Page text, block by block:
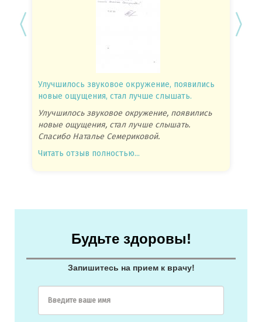
Улучшилось звуковое окружение, появились
новые ощущения, стал лучше слышать.
Улучшилось звуковое окружение, появились
новые ощущения, стал лучше слышать.
Спасибо Наталье Семериковой.
Читать отзыв полностью...
Будьте здоровы!
Запишитесь на прием к врачу!
Введите ваше имя